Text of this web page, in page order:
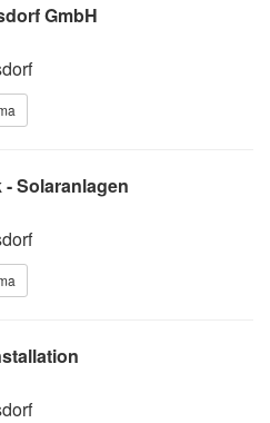
GmbH
Solaranlagen